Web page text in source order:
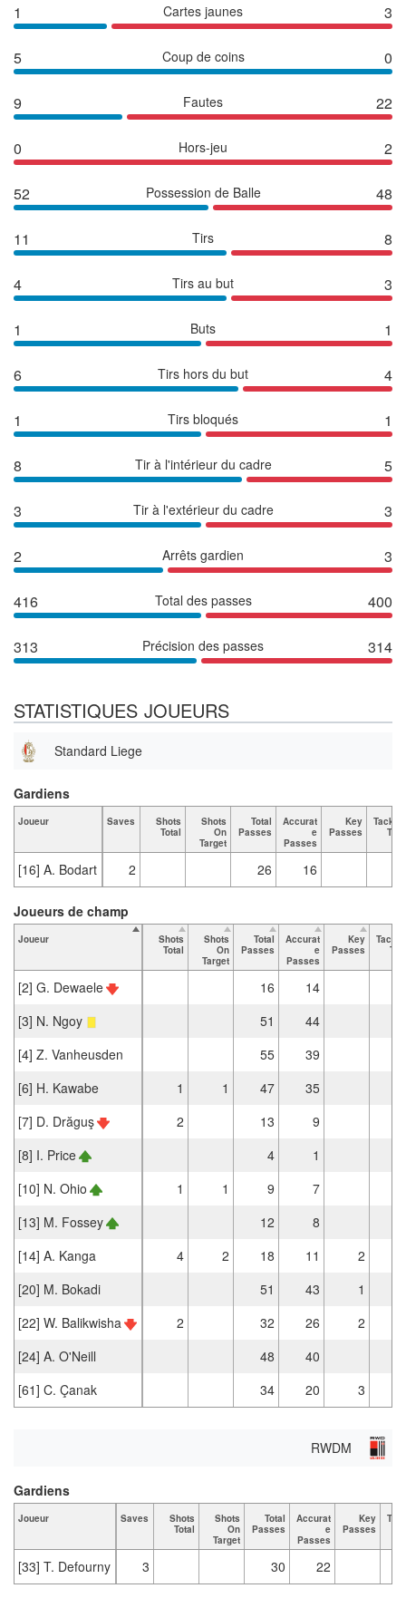
1 Cartes jaunes 3
5 Coup de coins 0
9 Fautes 22
0 Hors-jeu 2
52 Possession de Balle 48
11 Tirs 8
4 Tirs au but 3
1 Buts 1
6 Tirs hors du but 4
1 Tirs bloqués 1
8 Tir à l'intérieur du cadre 5
3 Tir à l'extérieur du cadre 3
2 Arrêts gardien 3
416 Total des passes 400
313 Précision des passes 314
STATISTIQUES JOUEURS
Standard Liege
Joueur Saves
Shots
Total
Shots
On
Target
Total
Passes
Accurat
e
Passes
Key
Passes
[16] A. Bodart 2 26 16
Gardiens
Joueur
Shots
Total
Shots
On
Target
Total
Passes
Accurat
e
Passes
Key
Passes
[2] G. Dewaele 16
14
[3] N. Ngoy
51 44
[4] Z. Vanheusden
55 39
[6] H. Kawabe
1 1 47 35
[7] D. Drăguş
2 13
9
[8] I. Price
4 1
[10] N. Ohio
1 1 9
7
[13] M. Fossey
12
8
[14] A. Kanga
4 2 18 11 2
[20] M. Bokadi
51 43 1
[22] W. Balikwisha
2 32 26
2
[24] A. O'Neill
48 40
[61] C. Çanak
34 20 3
Joueurs de champ
RWDM
Joueur Saves
Shots
Total
Shots
On
Target
Total
Passes
Accurat
e
Passes
Key
Passes
[33] T. Defourny 3 30 22
Gardiens